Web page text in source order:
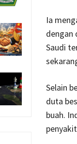
Ia
dengan
Saudi
Selain
duta
buah.